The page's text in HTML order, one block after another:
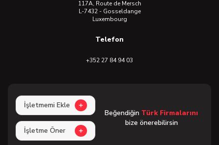
117A, Route de Mersch
L-7432 - Gosseldange
Luxembourg
Telefon
+352 27 84 94 03
İşletmemi Ekle
İşletme Öner
Beğendiğin Türk Firmalarını
bize önerebilirsin